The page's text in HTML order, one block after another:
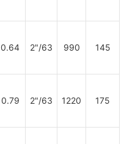
0.64 2"/63 990 145
0.79 2"/63 1220 175